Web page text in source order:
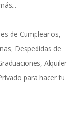
de Cumpleaños,
Despedidas de
Alquiler
para hacer tu